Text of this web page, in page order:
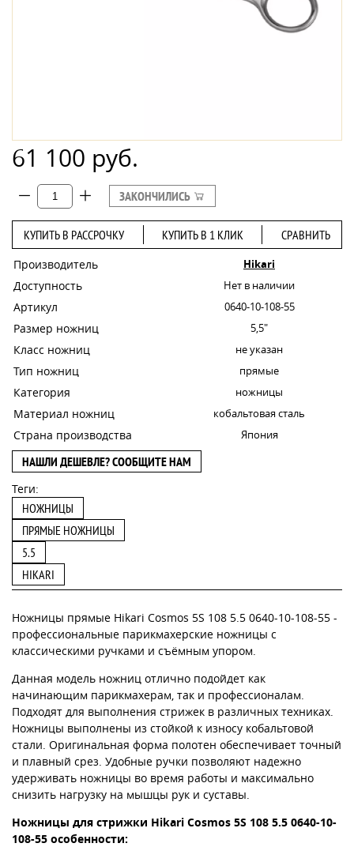
61 100 руб.
ЗАКОНЧИЛИСЬ
КУПИТЬ В РАССРОЧКУ КУПИТЬ В 1 КЛИК СРАВНИТЬ
Производитель Hikari
Доступность Нет в наличии
Артикул 0640-10-108-55
Размер ножниц 5,5"
Класс ножниц не указан
Тип ножниц прямые
Категория ножницы
Материал ножниц кобальтовая сталь
Страна производства Япония
НАШЛИ ДЕШЕВЛЕ? СООБЩИТЕ НАМ
Теги:
НОЖНИЦЫ
ПРЯМЫЕ НОЖНИЦЫ
5.5
HIKARI
Ножницы прямые Hikari Cosmos 5S 108 5.5 0640-10-108-55 -
профессиональные парикмахерские ножницы с
классическими ручками и съёмным упором.
Данная модель ножниц отлично подойдет как
начинающим парикмахерам, так и профессионалам.
Подходят для выполнения стрижек в различных техниках.
Ножницы выполнены из стойкой к износу кобальтовой
стали. Оригинальная форма полотен обеспечивает точный
и плавный срез. Удобные ручки позволяют надежно
удерживать ножницы во время работы и максимально
снизить нагрузку на мышцы рук и суставы.
Ножницы для стрижки Hikari Cosmos 5S 108 5.5 0640-10-
108-55 особенности: